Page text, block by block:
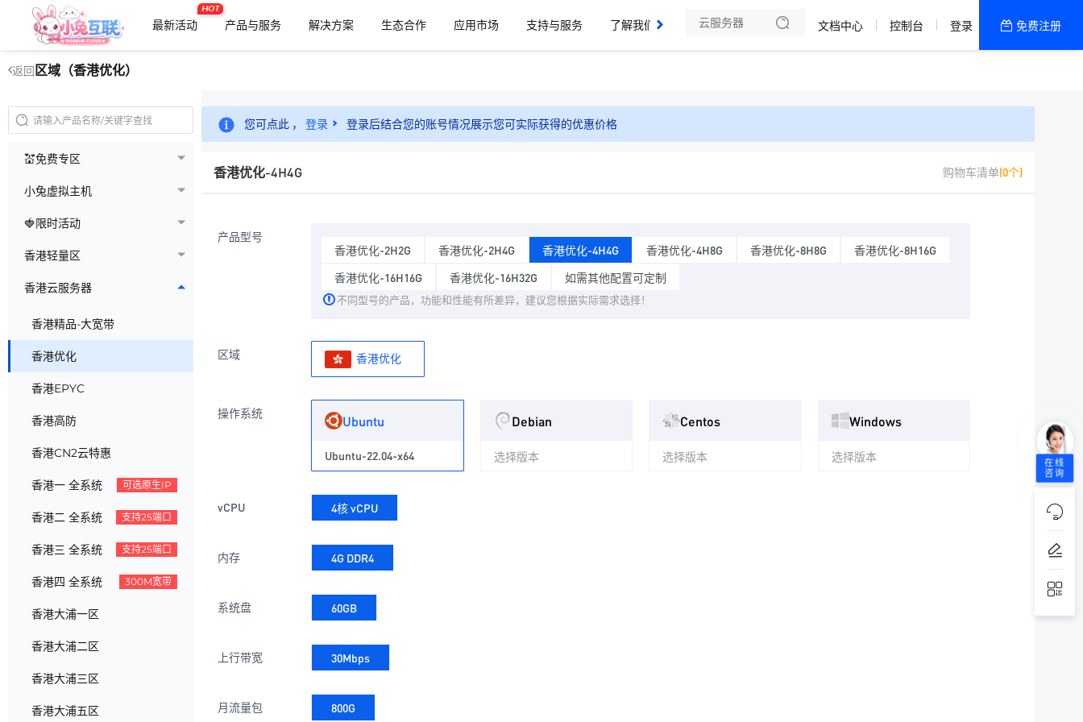
最新活动
HOT
产品与服务 解决方案 生态合作 应用市场 支持与服务
了解我们
文档中心 控制台 登录 免费注册
返回 区域（香港优化）
💒免费专区
小兔虚拟主机
🍓限时活动
香港轻量区
香港云服务器
香港精品-大宽带
香港优化
香港EPYC
香港高防
香港CN2云特惠
香港一 全系统 可选原生IP
香港二 全系统 支持25端口
香港三 全系统 支持25端口
香港四 全系统 300M宽带
香港大浦一区
香港大浦二区
香港大浦三区
香港大浦五区
您可点此 ， 登录 登录后结合您的账号情况展示您可实际获得的优惠价格
香港优化-4H4G 购物车清单(0个)
产品型号
香港优化-2H2G
香港优化-2H4G 香港优化-4H4G 香港优化-4H8G 香港优化-8H8G
香港优化-8H16G
香港优化-16H16G
香港优化-16H32G 如需其他配置可定制
不同型号的产品，功能和性能有所差异，建议您根据实际需求选择！
区域 香港优化
操作系统 Ubuntu
Ubuntu-22.04-x64
Debian
选择版本
Centos
选择版本
Windows
选择版本
vCPU 4核 vCPU
内存 4G DDR4
系统盘 60GB
上行带宽 30Mbps
月流量包 800G
在线
咨询